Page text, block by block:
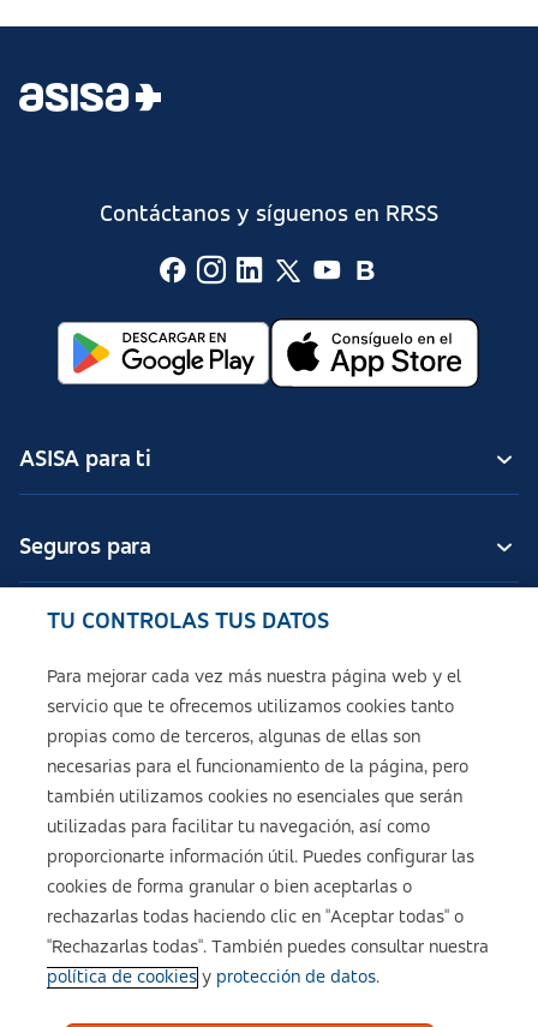
Contáctanos y síguenos en RRSS
ASISA para ti
Seguros para
Seguros de ASISA
Sobre ASISA
Política de cookies
Configuración de cookies
TU CONTROLAS TUS DATOS
Para mejorar cada vez más nuestra página web y el
servicio que te ofrecemos utilizamos cookies tanto
propias como de terceros, algunas de ellas son
necesarias para el funcionamiento de la página, pero
también utilizamos cookies no esenciales que serán
utilizadas para facilitar tu navegación, así como
proporcionarte información útil. Puedes configurar las
cookies de forma granular o bien aceptarlas o
rechazarlas todas haciendo clic en "Aceptar todas" o
"Rechazarlas todas". También puedes consultar nuestra
política de cookiesy protección de datos.